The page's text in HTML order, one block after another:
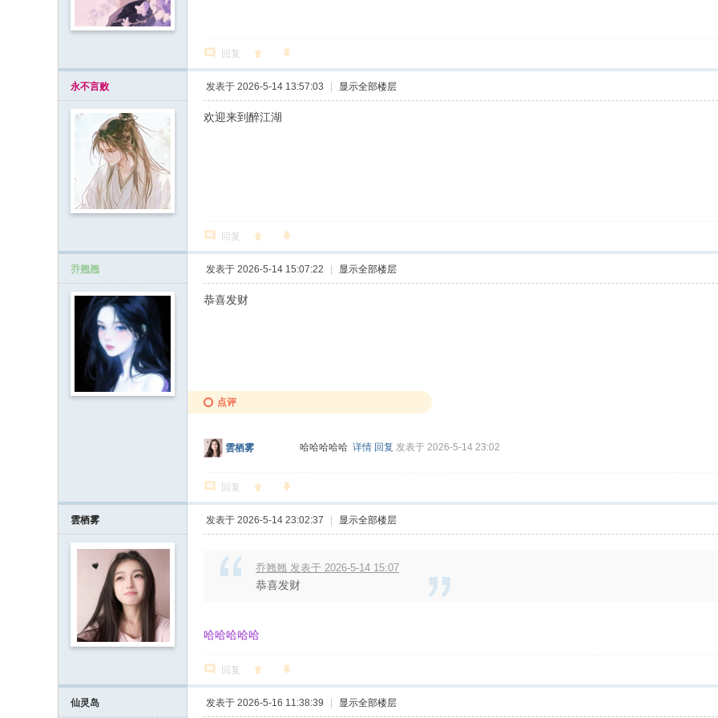
回复
永不言败 发表于 2026-5-14 13:57:03 显示全部楼层
欢迎来到醉江湖
回复
乔翘翘 发表于 2026-5-14 15:07:22 显示全部楼层
恭喜发财
点评
雲栖雾 哈哈哈哈哈 详情 回复 发表于 2026-5-14 23:02
回复
雲栖雾 发表于 2026-5-14 23:02:37 显示全部楼层
乔翘翘 发表于 2026-5-14 15:07
恭喜发财
哈哈哈哈哈
回复
仙灵岛 发表于 2026-5-16 11:38:39 显示全部楼层